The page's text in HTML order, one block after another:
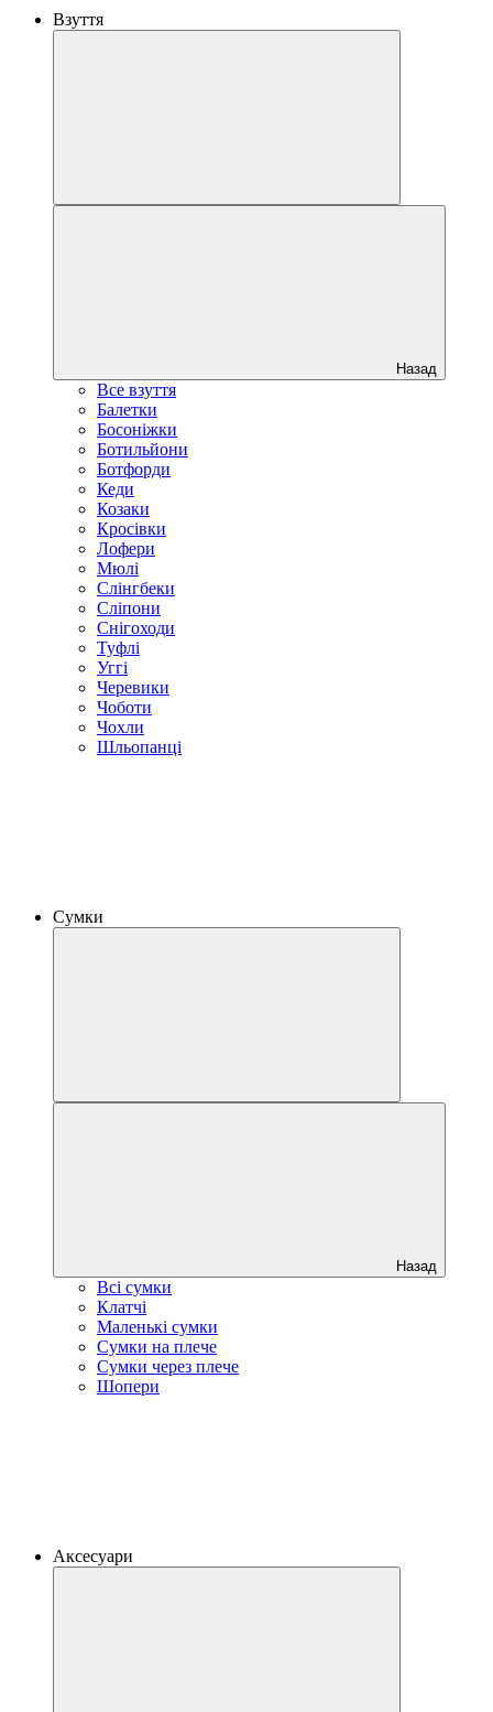
Взуття
Назад
Все взуття
Балетки
Босоніжки
Ботильйони
Ботфорди
Кеди
Козаки
Кросівки
Лофери
Мюлі
Слінгбеки
Сліпони
Снігоходи
Туфлі
Уггі
Черевики
Чоботи
Чохли
Шльопанці
Сумки
Назад
Всі сумки
Клатчі
Маленькі сумки
Сумки на плече
Сумки через плече
Шопери
Аксесуари